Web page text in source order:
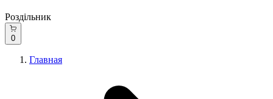
Роздільник
0
Главная